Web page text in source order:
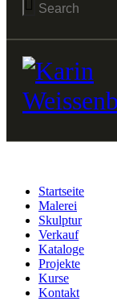
Startseite
Malerei
Skulptur
Verkauf
Kataloge
Projekte
Kurse
Kontakt